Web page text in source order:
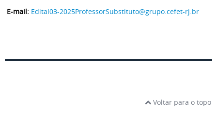
E-mail: Edital03-2025ProfessorSubstituto@grupo.cefet-rj.br
Voltar para o topo